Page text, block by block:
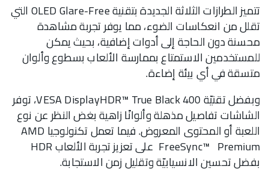
تتميز الطرازات الثلاثة الجديدة بتقنية OLED Glare-Free التي
تقلل من انعكاسات الضوء، مما يوفر تجربة مشاهدة
محسنة دون الحاجة إلى أدوات إضافية، بحيث يمكن
للمستخدمين الاستمتاع بممارسة الألعاب بسطوع وألوان
متسقة في أي بيئة إضاءة.
وبفضل تقنيّة VESA DisplayHDR™ True Black 400، توفر
الشاشات تفاصيل مذهلة وألوانًا زاهية بغض النظر عن نوع
اللعبة أو المحتوى المعروض. فيما تعمل تكنولوجيا AMD
بفضل تحسين الانسيابيّة وتقليل زمن الاستجابة.